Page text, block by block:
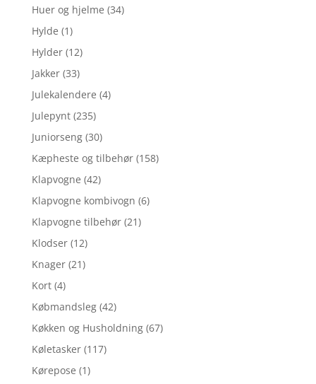
Huer og hjelme (34)
Hylde (1)
Hylder (12)
Jakker (33)
Julekalendere (4)
Julepynt (235)
Juniorseng (30)
Kæpheste og tilbehør (158)
Klapvogne (42)
Klapvogne kombivogn (6)
Klapvogne tilbehør (21)
Klodser (12)
Knager (21)
Kort (4)
Købmandsleg (42)
Køkken og Husholdning (67)
Køletasker (117)
Kørepose (1)